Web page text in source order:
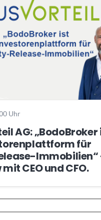
Uhr
AG: „BodoBroker
für
Immobilien“
CEO und CFO.